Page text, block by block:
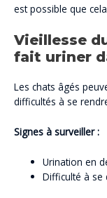
est possible que
Vieillesse
fait uriner
Les chats âgés
difficultés à se
Signes à surveiller :
Urination en
Difficulté à se